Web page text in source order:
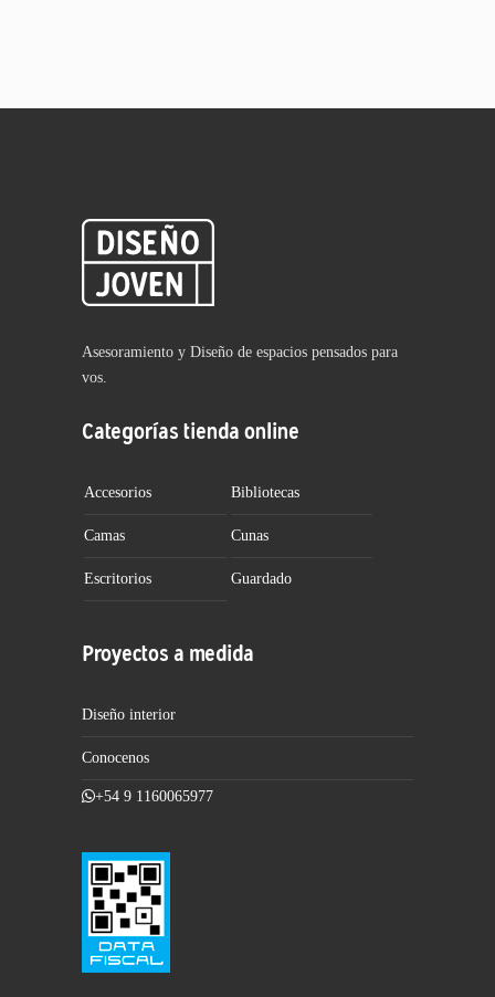
Asesoramiento y Diseño de espacios pensados para
vos.
Categorías tienda online
Accesorios Bibliotecas
Camas Cunas
Escritorios Guardado
Proyectos a medida
Diseño interior
Conocenos
+54 9 1160065977